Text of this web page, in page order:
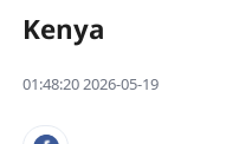
Kenya
01:48:20 2026-05-19